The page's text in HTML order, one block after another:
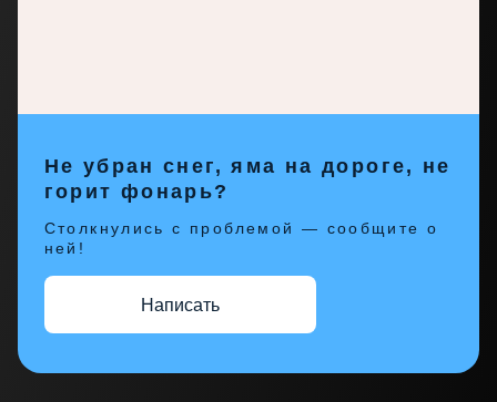
Не убран снег, яма на дороге, не
горит фонарь?
Столкнулись с проблемой — сообщите о
ней!
Написать